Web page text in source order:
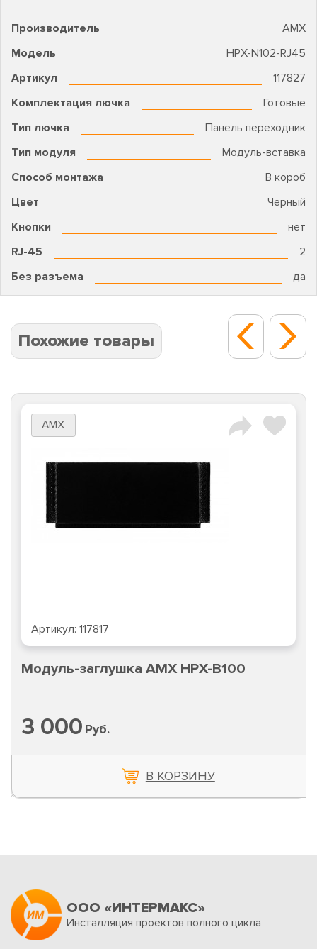
Производитель
AMX
Модель
HPX-N102-RJ45
Артикул
117827
Комплектация лючка
Готовые
Тип лючка
Панель переходник
Тип модуля
Модуль-вставка
Способ монтажа
В короб
Цвет
Черный
Кнопки
нет
RJ-45
2
Без разъема
да
Похожие товары
AMX
Артикул: 117817
Модуль-заглушка AMX HPX-B100
3 000 Руб.
В КОРЗИНУ
ООО «ИНТЕРМАКС»
Инсталляция проектов полного цикла